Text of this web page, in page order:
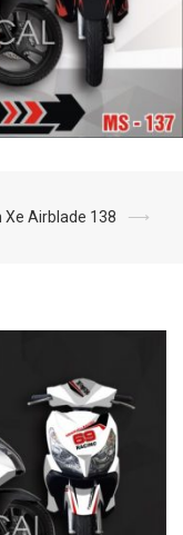
Xe Airblade 138 ⟶